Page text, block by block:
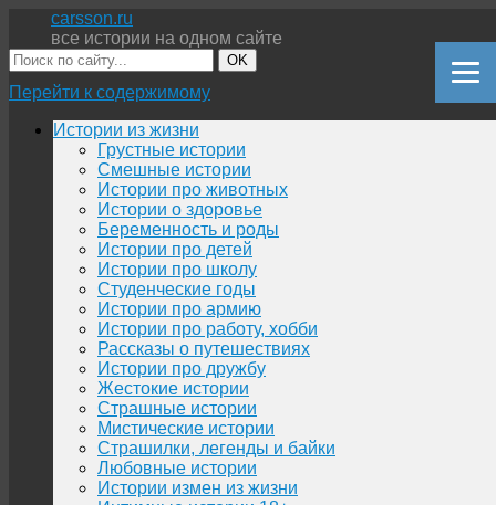
carsson.ru
все истории на одном сайте
OK
Перейти к содержимому
Истории из жизни
Грустные истории
Смешные истории
Истории про животных
Истории о здоровье
Беременность и роды
Истории про детей
Истории про школу
Студенческие годы
Истории про армию
Истории про работу, хобби
Рассказы о путешествиях
Истории про дружбу
Жестокие истории
Страшные истории
Мистические истории
Страшилки, легенды и байки
Любовные истории
Истории измен из жизни